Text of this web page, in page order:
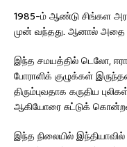
1985-ம் ஆண்டு சிங்கள
முன் வந்தது. ஆனால் அதை
இந்த சமயத்தில் டெலோ,
போராளிக் குழுக்கள்
திரும்புவதாக கருதிய
ஆகியோரை சுட்டுக்
இந்த நிலையில் இந்தியாவில்